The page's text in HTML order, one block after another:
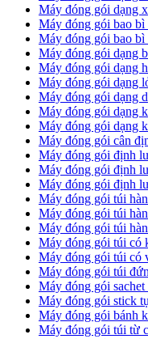
Máy đóng gói dạng
Máy đóng gói bao
Máy đóng gói bao bì
Máy đóng gói dạng
Máy đóng gói dạng
Máy đóng gói dạng
Máy đóng gói dạng
Máy đóng gói dạng
Máy đóng gói dạng
Máy đóng gói cân
Máy đóng gói định
Máy đóng gói định
Máy đóng gói định
Máy đóng gói túi
Máy đóng gói túi
Máy đóng gói túi
Máy đóng gói túi có
Máy đóng gói túi có
Máy đóng gói túi
Máy đóng gói
Máy đóng gói stick
Máy đóng gói bánh
Máy đóng gói túi từ